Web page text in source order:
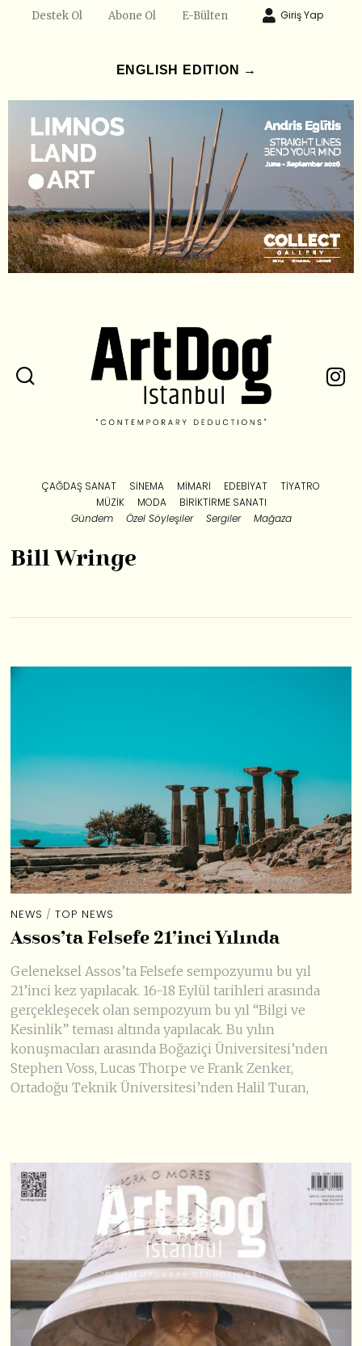
Destek Ol Abone Ol E-Bülten Giriş Yap
ENGLISH EDITION →
ÇAĞDAŞ SANAT SINEMA MIMARI EDEBIYAT
TIYATRO
MÜZIK
MODA
BIRIKTIRME SANATI
Gündem
Özel Söyleşiler Sergiler Mağaza
Bill Wringe
NEWS / TOP NEWS
Assos’ta Felsefe 21’inci Yılında
Geleneksel Assos’ta Felsefe sempozyumu bu yıl
21’inci kez yapılacak. 16-18 Eylül tarihleri arasında
gerçekleşecek olan sempozyum bu yıl “Bilgi ve
Kesinlik” teması altında yapılacak. Bu yılın
konuşmacıları arasında Boğaziçi Üniversitesi’nden
Stephen Voss, Lucas Thorpe ve Frank Zenker,
Ortadoğu Teknik Üniversitesi’nden Halil Turan,